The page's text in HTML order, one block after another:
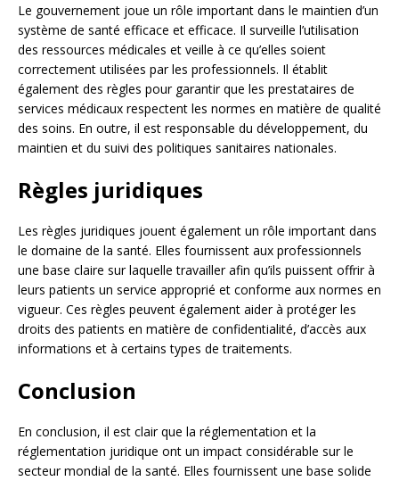
Le gouvernement joue un rôle important dans le maintien d’un
système de santé efficace et efficace. Il surveille l’utilisation
des ressources médicales et veille à ce qu’elles soient
correctement utilisées par les professionnels. Il établit
également des règles pour garantir que les prestataires de
services médicaux respectent les normes en matière de qualité
des soins. En outre, il est responsable du développement, du
maintien et du suivi des politiques sanitaires nationales.
Règles juridiques
Les règles juridiques jouent également un rôle important dans
le domaine de la santé. Elles fournissent aux professionnels
une base claire sur laquelle travailler afin qu’ils puissent offrir à
leurs patients un service approprié et conforme aux normes en
vigueur. Ces règles peuvent également aider à protéger les
droits des patients en matière de confidentialité, d’accès aux
informations et à certains types de traitements.
Conclusion
En conclusion, il est clair que la réglementation et la
réglementation juridique ont un impact considérable sur le
secteur mondial de la santé. Elles fournissent une base solide